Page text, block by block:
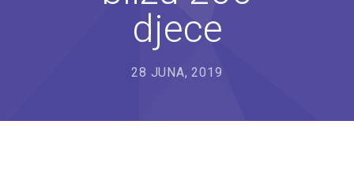
---- Poletarac
---- Snjeguljica
djece
28 JUNA, 2019